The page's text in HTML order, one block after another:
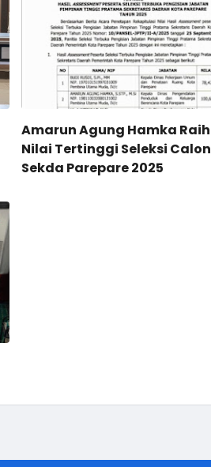
Amarun Agung Hamka Raih
Nilai Tertinggi Seleksi Calon
Sekda Parepare 2025